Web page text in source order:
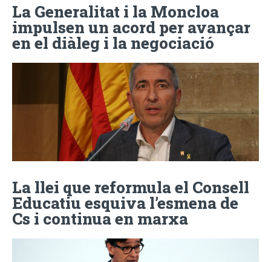
La Generalitat i la Moncloa
impulsen un acord per avançar
en el diàleg i la negociació
La llei que reformula el Consell
Educatiu esquiva l’esmena de
Cs i continua en marxa